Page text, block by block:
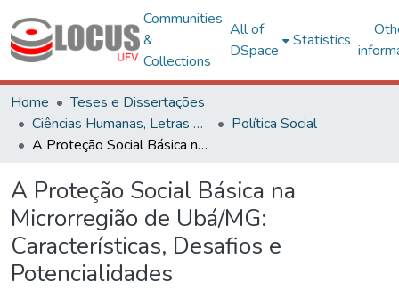
Communities
&
Collections
All of
DSpace
Statistics
Home
Teses e Dissertações
Ciências Humanas, Letras e Artes
Política Social
A Proteção Social Básica na Microrregião de Ubá/MG: Características, Desafios e Potencialidades
A Proteção Social Básica na
Microrregião de Ubá/MG:
Características, Desafios e
Potencialidades